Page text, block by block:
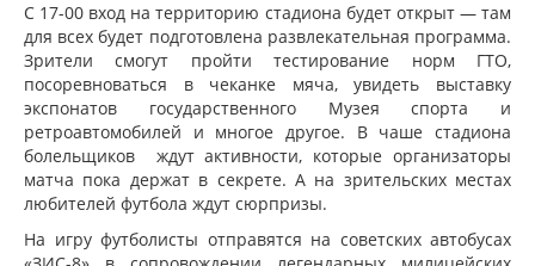
С 17-00 вход на территорию стадиона будет открыт — там
для всех будет подготовлена развлекательная программа.
Зрители смогут пройти тестирование норм ГТО,
посоревноваться в чеканке мяча, увидеть выставку
экспонатов государственного Музея спорта и
ретроавтомобилей и многое другое. В чаше стадиона
болельщиков ждут активности, которые организаторы
матча пока держат в секрете. А на зрительских местах
любителей футбола ждут сюрпризы.
На игру футболисты отправятся на советских автобусах